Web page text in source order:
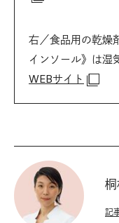
右／食品用の乾燥
インソール》は湿
WEBサイト
記